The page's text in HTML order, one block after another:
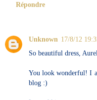
Répondre
Unknown 17/8/12
So beautiful dress,
You look wonderful! I
blog :)